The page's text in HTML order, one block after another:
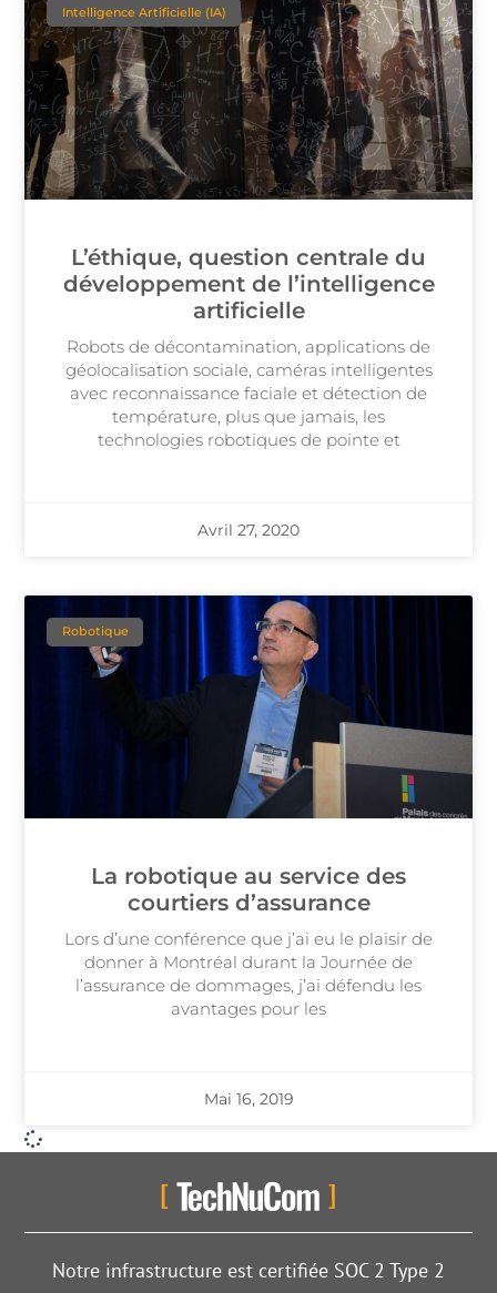
Intelligence Artificielle (IA)
L’éthique, question centrale du
développement de l’intelligence
artificielle
Robots de décontamination, applications de
géolocalisation sociale, caméras intelligentes
avec reconnaissance faciale et détection de
température, plus que jamais, les
technologies robotiques de pointe et
Avril 27, 2020
Robotique
La robotique au service des
courtiers d’assurance
Lors d’une conférence que j’ai eu le plaisir de
donner à Montréal durant la Journée de
l’assurance de dommages, j’ai défendu les
avantages pour les
Mai 16, 2019
Notre infrastructure est certifiée SOC 2 Type 2